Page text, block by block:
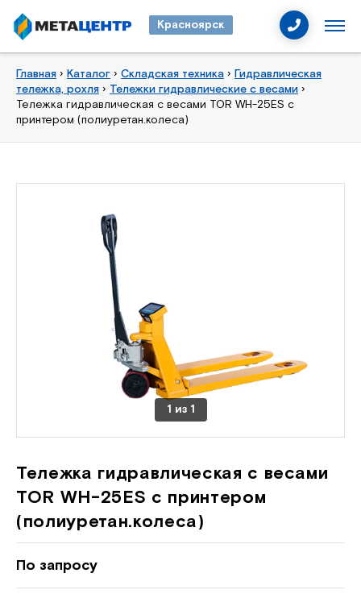
Красноярск
Главная › Каталог › Складская техника › Гидравлическая
тележка, рохля › Тележки гидравлические с весами ›
Тележка гидравлическая с весами TOR WH-25ES с
принтером (полиуретан.колеса)
1 из 1
Тележка гидравлическая с весами
TOR WH-25ES с принтером
(полиуретан.колеса)
По запросу